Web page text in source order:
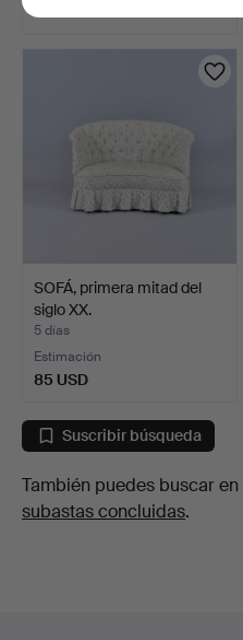
158 USD
SOFÁ, primera mitad del
siglo XX.
5 días
Estimación
85 USD
Suscribir búsqueda
También puedes buscar en
subastas concluidas.